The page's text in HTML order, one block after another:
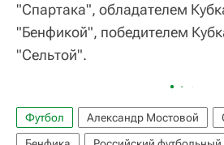
"Спартака", обладателем
"Бенфикой", победителем
"Сельтой".
Футбол Александр Мостовой